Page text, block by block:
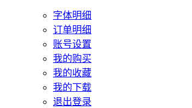
字体明细
订单明细
账号设置
我的购买
我的收藏
我的下载
退出登录